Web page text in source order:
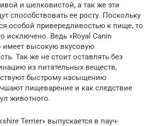
и шелковистой, а так же эти
способствовать ее росту. Поскольку
особой привередливостью к пище, то
исключено. Ведь «Royal Canin
имеет высокую вкусовую
Так же не стоит оставлять без
из питательных веществ,
быстрому насыщению
пищеварение и как следствие
животного.
Terrier» выпускается в пауч-